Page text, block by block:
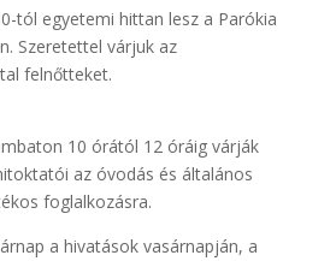
tól egyetemi hittan lesz a Parókia
Szeretettel várjuk az
felnőtteket.
10 órától 12 óráig várják
az óvodás és általános
foglalkozásra.
a hivatások vasárnapján, a